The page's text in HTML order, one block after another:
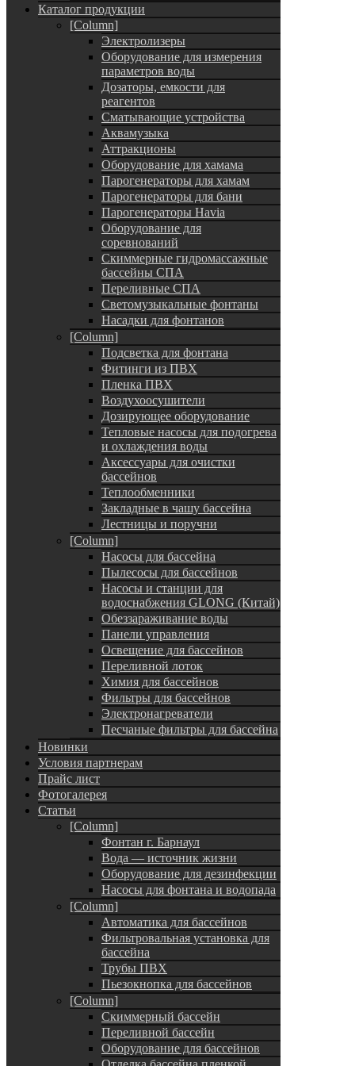
Каталог продукции
[Column]
Электролизеры
Оборудование для измерения
параметров воды
Дозаторы, емкости для
реагентов
Сматывающие устройства
Аквамузыка
Аттракционы
Оборудование для хамама
Парогенераторы для хамам
Парогенераторы для бани
Парогенераторы Havia
Оборудование для
соревнований
Скиммерные гидромассажные
бассейны СПА
Переливные СПА
Светомузыкальные фонтаны
Насадки для фонтанов
[Column]
Подсветка для фонтана
Фитинги из ПВХ
Пленка ПВХ
Воздухоосушители
Дозирующее оборудование
Тепловые насосы для подогрева
и охлаждения воды
Аксессуары для очистки
бассейнов
Теплообменники
Закладные в чашу бассейна
Лестницы и поручни
[Column]
Насосы для бассейна
Пылесосы для бассейнов
Насосы и станции для
водоснабжения GLONG (Китай)
Обеззараживание воды
Панели управления
Освещение для бассейнов
Переливной лоток
Химия для бассейнов
Фильтры для бассейнов
Электронагреватели
Песчаные фильтры для бассейна
Новинки
Условия партнерам
Прайс лист
Фотогалерея
Статьи
[Column]
Фонтан г. Барнаул
Вода — источник жизни
Оборудование для дезинфекции
Насосы для фонтана и водопада
[Column]
Автоматика для бассейнов
Фильтровальная установка для
бассейна
Трубы ПВХ
Пьезокнопка для бассейнов
[Column]
Скиммерный бассейн
Переливной бассейн
Оборудование для бассейнов